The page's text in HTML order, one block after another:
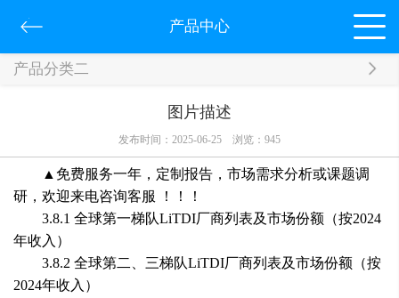
产品中心
产品分类二
图片描述
发布时间：2025-06-25 浏览： 945
▲免费服务一年，定制报告，市场需求分析或课题调
研，欢迎来电咨询客服 ！！！
3.8.1 全球第一梯队LiTDI厂商列表及市场份额（按2024
年收入）
3.8.2 全球第二、三梯队LiTDI厂商列表及市场份额（按
2024年收入）